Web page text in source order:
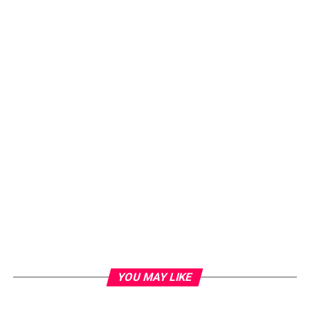
YOU MAY LIKE